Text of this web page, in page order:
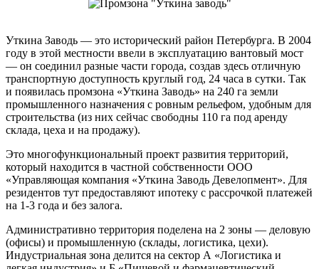
Уткина Заводь — это исторический район Петербурга. В 2004
году в этой местности ввели в эксплуатацию вантовый мост
— он соединил разные части города, создав здесь отличную
транспортную доступность круглый год, 24 часа в сутки. Так
и появилась промзона «Уткина Заводь» на 240 га земли
промышленного назначения с ровным рельефом, удобным для
строительства (из них сейчас свободны 110 га под аренду
склада, цеха и на продажу).
Это многофункциональный проект развития территорий,
который находится в частной собственности ООО
«Управляющая компания «Уткина Заводь Девелопмент». Для
резидентов тут предоставляют ипотеку с рассрочкой платежей
на 1-3 года и без залога.
Административно территория поделена на 2 зоны — деловую
(офисы) и промышленную (склады, логистика, цехи).
Индустриальная зона делится на сектор А «Логистика и